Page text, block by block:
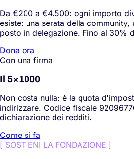
Da €200 a €4.500: ogni importo
esiste: una serata della
posto in delegazione. Fino al 30%
Dona ora
Con una firma
Il 5×1000
Non costa nulla: è la quota
indirizzare. Codice fiscale
dichiarazione dei redditi.
Come si fa
[ SOSTIENI LA FONDAZIONE ]